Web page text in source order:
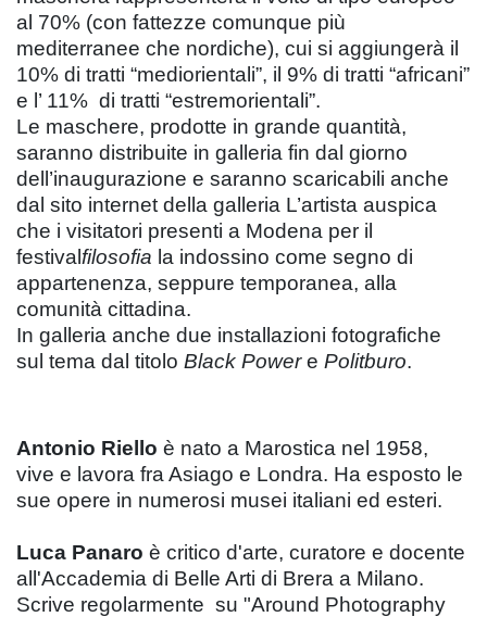
al 70% (con fattezze comunque più
mediterranee che nordiche), cui si aggiungerà il
10% di tratti “mediorientali”, il 9% di tratti “africani”
e l’ 11% di tratti “estremorientali”.
Le maschere, prodotte in grande quantità,
saranno distribuite in galleria fin dal giorno
dell’inaugurazione e saranno scaricabili anche
dal sito internet della galleria L’artista auspica
che i visitatori presenti a Modena per il
festivalfilosofia la indossino come segno di
appartenenza, seppure temporanea, alla
comunità cittadina.
In galleria anche due installazioni fotografiche
sul tema dal titolo Black Powere Politburo.
Antonio Riello è nato a Marostica nel 1958,
vive e lavora fra Asiago e Londra. Ha esposto le
sue opere in numerosi musei italiani ed esteri.
Luca Panaro è critico d'arte, curatore e docente
all'Accademia di Belle Arti di Brera a Milano.
Scrive regolarmente su "Around Photography